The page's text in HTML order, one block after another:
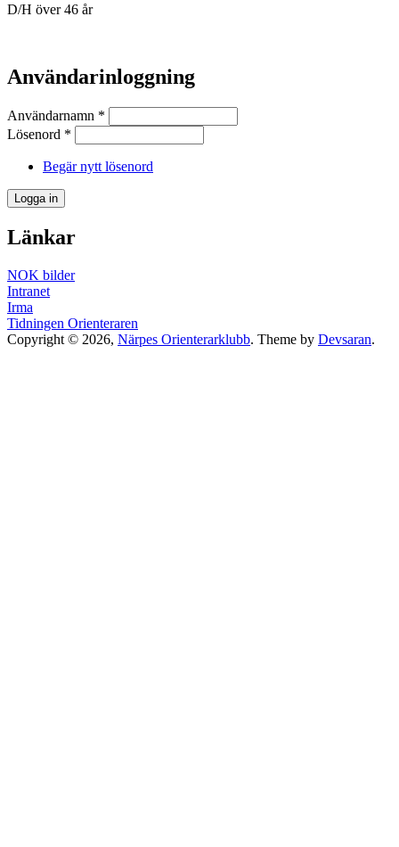
D/H över 46 år
Användarinloggning
Användarnamn *
Lösenord *
Begär nytt lösenord
Länkar
NOK bilder
Intranet
Irma
Tidningen Orienteraren
Copyright © 2026, Närpes Orienterarklubb. Theme by Devsaran.